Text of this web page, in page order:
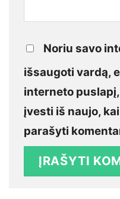
Noriu savo
išsaugoti vardą,
interneto
įvesti iš naujo,
parašyti